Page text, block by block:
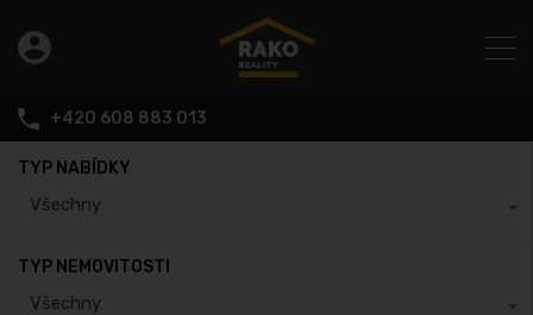
+420 608 883 013
TYP NABÍDKY
Všechny
TYP NEMOVITOSTI
Všechny